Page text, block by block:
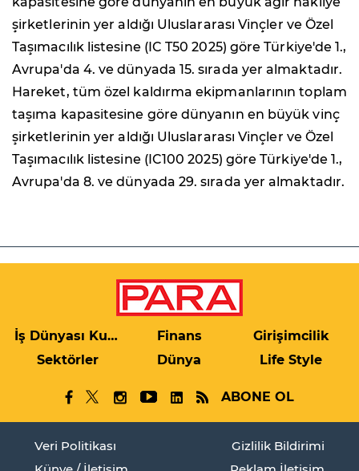
şirketlerinin yer aldığı Uluslararası Vinçler ve Özel
Taşımacılık listesine (IC T50 2025) göre Türkiye'de 1.,
Avrupa'da 4. ve dünyada 15. sırada yer almaktadır.
Hareket, tüm özel kaldırma ekipmanlarının toplam
taşıma kapasitesine göre dünyanın en büyük vinç
şirketlerinin yer aldığı Uluslararası Vinçler ve Özel
Taşımacılık listesine (IC100 2025) göre Türkiye'de 1.,
Avrupa'da 8. ve dünyada 29. sırada yer almaktadır.
İş Dünyası Kulis Finans
Girişimcilik
Sektörler
Dünya Life Style
ABONE OL
Veri Politikası
Gizlilik Bildirimi